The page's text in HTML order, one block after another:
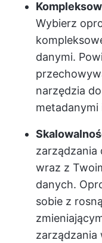
Wybierz
danymi.
narzędzia
metadanymi
zarządzania
wraz z
danych.
sobie z
zarządzania